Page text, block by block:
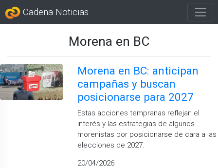
Cadena Noticias
Morena en BC
Morena en BC: anticipan
campañas y buscan
posicionarse para 2027
Estas acciones tempranas reflejan el
interés y las estrategias de algunos
morenistas por posicionarse de cara a las
elecciones de 2027.
20/04/2026